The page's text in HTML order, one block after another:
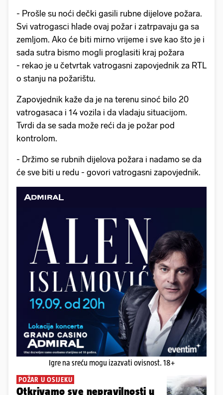
- Prošle su noći dečki gasili rubne dijelove požara.
Svi vatrogasci hlade ovaj požar i zatrpavaju ga sa
zemljom. Ako će biti mirno vrijeme i sve kao što je i
sada sutra bismo mogli proglasiti kraj požara
- rekao je u četvrtak vatrogasni zapovjednik za RTL
o stanju na požarištu.
Zapovjednik kaže da je na terenu sinoć bilo 20
vatrogasaca i 14 vozila i da vladaju situacijom.
Tvrdi da se sada može reći da je požar pod
kontrolom.
- Držimo se rubnih dijelova požara i nadamo se da
će sve biti u redu - govori vatrogasni zapovjednik.
Igre na sreću mogu izazvati ovisnost. 18+
POŽAR U OSIJEKU
Otkrivamo sve nepravilnosti u